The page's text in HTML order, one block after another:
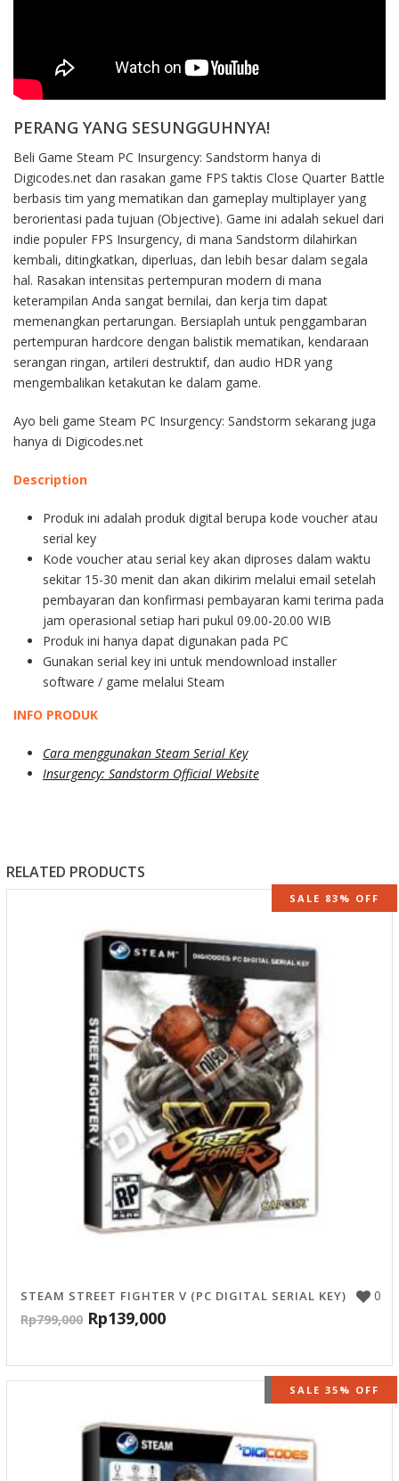
PERANG YANG SESUNGGUHNYA!
Beli Game Steam PC Insurgency: Sandstorm hanya di
Digicodes.net dan rasakan game FPS taktis Close Quarter Battle
berbasis tim yang mematikan dan gameplay multiplayer yang
berorientasi pada tujuan (Objective). Game ini adalah sekuel dari
indie populer FPS Insurgency, di mana Sandstorm dilahirkan
kembali, ditingkatkan, diperluas, dan lebih besar dalam segala
hal. Rasakan intensitas pertempuran modern di mana
keterampilan Anda sangat bernilai, dan kerja tim dapat
memenangkan pertarungan. Bersiaplah untuk penggambaran
pertempuran hardcore dengan balistik mematikan, kendaraan
serangan ringan, artileri destruktif, dan audio HDR yang
mengembalikan ketakutan ke dalam game.
Ayo beli game Steam PC Insurgency: Sandstorm sekarang juga
hanya di Digicodes.net
Description
Produk ini adalah produk digital berupa kode voucher atau
serial key
Kode voucher atau serial key akan diproses dalam waktu
sekitar 15-30 menit dan akan dikirim melalui email setelah
pembayaran dan konfirmasi pembayaran kami terima pada
jam operasional setiap hari pukul 09.00-20.00 WIB
Produk ini hanya dapat digunakan pada PC
Gunakan serial key ini untuk mendownload installer
software / game melalui Steam
INFO PRODUK
Cara menggunakan Steam Serial Key
Insurgency: Sandstorm Official Website
RELATED PRODUCTS
SALE 83% OFF
0
STEAM STREET FIGHTER V (PC DIGITAL SERIAL KEY)
Rp799,000 Rp139,000
OUT OF STOCK
SALE 35% OFF